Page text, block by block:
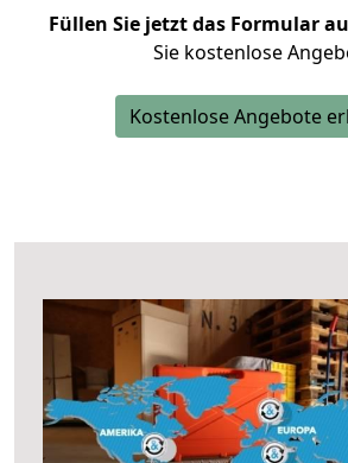
Füllen Sie jetzt das Formular
Sie kostenlose
Kostenlose Angebote